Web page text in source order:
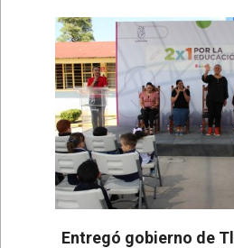
Entregó gobierno de